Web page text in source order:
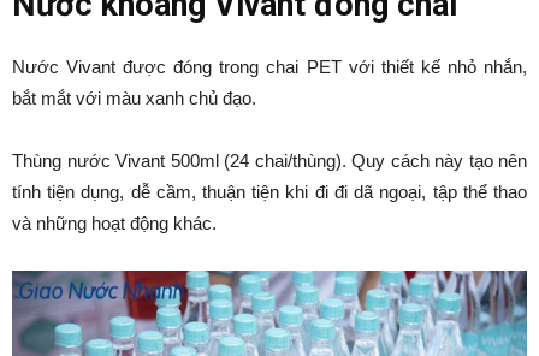
Nước Vivant được đóng trong chai PET với thiết kế nhỏ nhắn,
bắt mắt với màu xanh chủ đạo.
Thùng nước Vivant 500ml (24 chai/thùng). Quy cách này tạo nên
tính tiện dụng, dễ cầm, thuận tiện khi đi đi dã ngoại, tập thể thao
và những hoạt động khác.